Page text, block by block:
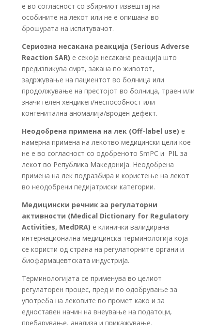
е во согласност со збирниот извештај на
особините на лекот или не е опишана во
брошурата на испитувачот.
Сериозна несакана реакција (Serious Adverse
Reaction SAR) е секоја несакана реакција што
предизвикува смрт, закана по животот,
задржување на пациентот во болница или
продолжување на престојот во болница, траен или
значителен хендикеп/неспособност или
конгенитална аномалија/вроден дефект.
Неодобрена примена на лек (Off-label use) е
намерна примена на лекотво медицински цели кое
не е во согласност со одобреното SmPC и PIL за
лекот во Република Македонија. Неодобрена
примена на лек подразбира и користење на лекот
во неодобрени педијатриски категории.
Медицински речник за регулаторни
активности (Medical Dictionary for Regulatory
Activities, MedDRA) е клинички валидирана
интернационална медицинска терминологија која
се користи од страна на регулаторните органи и
биофармацевтската индустрија.
Терминологијата се применува во целиот
регулаторен процес, пред и по одобрување за
употреба на лековите во промет како и за
едноставен начин на внеување на податоци,
пребарување, анализа и прикажување.